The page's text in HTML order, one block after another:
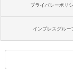
プライバシーポリ
インプレスグルー